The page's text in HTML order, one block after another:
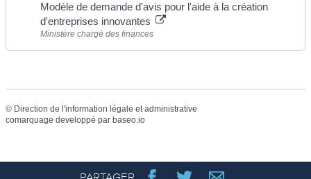
Modèle de demande d'avis pour l'aide à la création
d'entreprises innovantes
Ministère chargé des finances
© Direction de l'information légale et administrative
comarquage developpé par baseo.io